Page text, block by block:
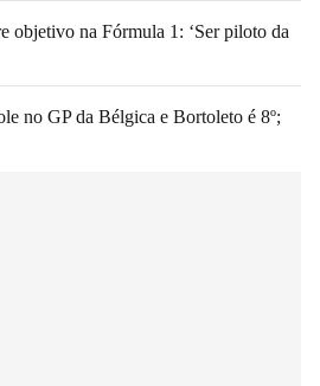
objetivo na Fórmula 1: ‘Ser piloto da
no GP da Bélgica e Bortoleto é 8º;